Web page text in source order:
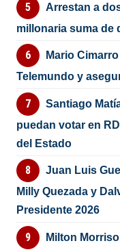
Arrestan a
millonaria suma de
Mario
Telemundo y
Santiago
puedan votar en
del Estado
Juan Luis
Milly Quezada y
Presidente 2026
Milton